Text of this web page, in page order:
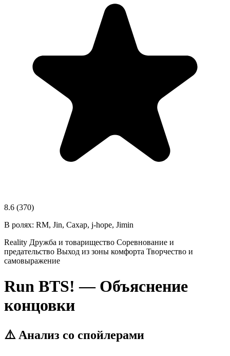
8.6 (370)
В ролях: RM, Jin, Сахар, j-hope, Jimin
Reality Дружба и товарищество Соревнование и
предательство Выход из зоны комфорта Творчество и
самовыражение
Run BTS! — Объяснение
концовки
⚠️ Анализ со спойлерами